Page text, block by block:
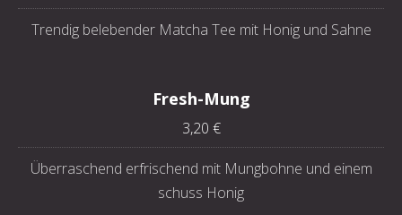
Trendig belebender Matcha Tee mit Honig und Sahne
Fresh-Mung
3,20 €
Überraschend erfrischend mit Mungbohne und einem
schuss Honig